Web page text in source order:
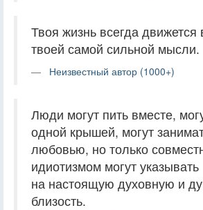
Твоя жизнь всегда движется
твоей самой сильной мысли.
Неизвестный автор (1000+)
Люди могут пить вместе,
одной крышей, могут
любовью, но только
идиотизмом могут указывать
на настоящую духовную и
близость.